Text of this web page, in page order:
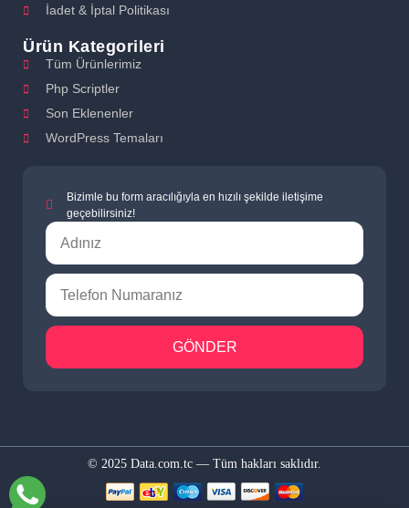
İadet & İptal Politikası
Ürün Kategorileri
Tüm Ürünlerimiz
Php Scriptler
Son Eklenenler
WordPress Temaları
Bizimle bu form aracılığıyla en hızılı şekilde iletişime
geçebilirsiniz!
GÖNDER
© 2025 Data.com.tc — Tüm hakları saklıdır.